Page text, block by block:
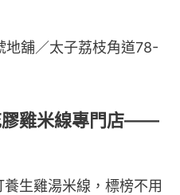
舖／太子荔枝角道78-
膠雞米線專門店——
生雞湯米線，標榜不用